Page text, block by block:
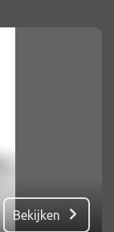
Bekijken